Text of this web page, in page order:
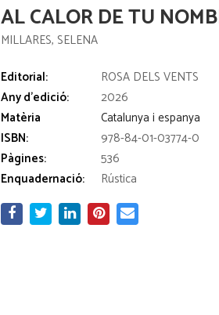
AL CALOR DE TU
MILLARES, SELENA
Editorial:
ROSA DELS VENTS
Any d'edició:
2026
Matèria
Catalunya i espanya
ISBN:
978-84-01-03774-0
Pàgines:
536
Enquadernació:
Rústica